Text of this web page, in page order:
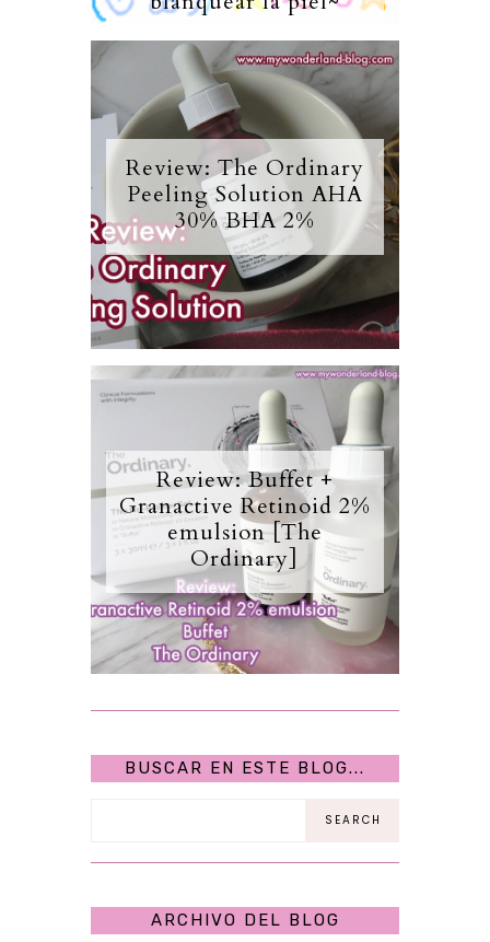
Review: The Ordinary
Peeling Solution AHA
30% BHA 2%
Review: Buffet +
Granactive Retinoid 2%
emulsion [The
Ordinary]
BUSCAR EN ESTE BLOG...
ARCHIVO DEL BLOG